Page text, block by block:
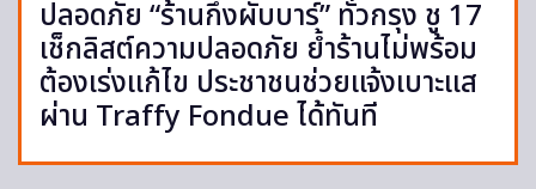
ปลอดภัย “ร้านกึ่งผับบาร์” ทั่วกรุง ชู 17
เช็กลิสต์ความปลอดภัย ย้ำร้านไม่พร้อม
ต้องเร่งแก้ไข ประชาชนช่วยแจ้งเบาะแส
ผ่าน Traffy Fondue ได้ทันที